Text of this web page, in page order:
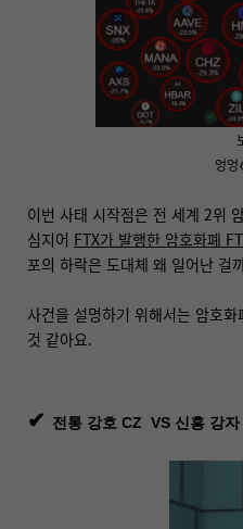
엉엉
이번 사태 시작점은 전 세계 2위
심지어 FTX가 발행한 암호화폐
포의 하락은 도대체 왜 일어난 걸
사건을 설명하기 위해서는 암호
것 같아요.
✔ 전통 강호 CZ VS 신흥 강자